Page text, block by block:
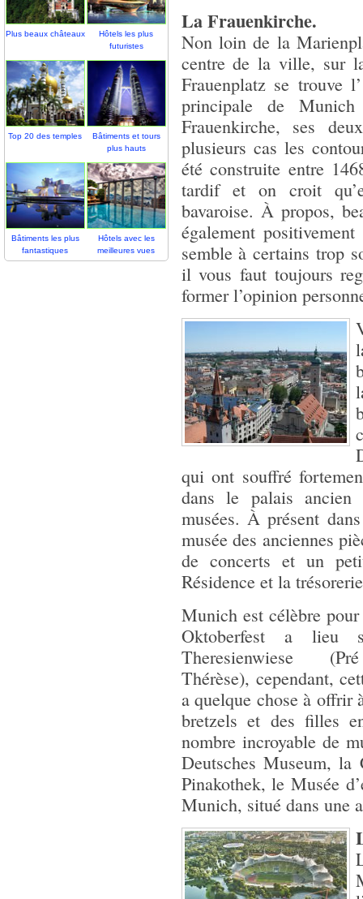
Plus beaux châteaux
Hôtels les plus
futuristes
Top 20 des temples
Bâtiments et tours
plus hauts
Bâtiments les plus
fantastiques
Hôtels avec les
meilleures vues
La Frauenkirche.
Non loin de la
centre de la ville, sur
Frauenplatz se trouve
principale de
Frauenkirche, ses
plusieurs cas les
été construite entre
tardif et on croit
bavaroise. À propos,
également
semble à certains trop
il vous faut toujours
former l’opinion
qui ont souffré
dans le palais ancien
musées. À présent
musée des anciennes
de concerts et un
Résidence et la
Munich est célèbre pour
Oktoberfest a lieu
Theresienwiese
Thérèse), cependant,
a quelque chose à offrir
bretzels et des filles
nombre incroyable de
Deutsches Museum,
Pinakothek, le Musée
Munich, situé dans une